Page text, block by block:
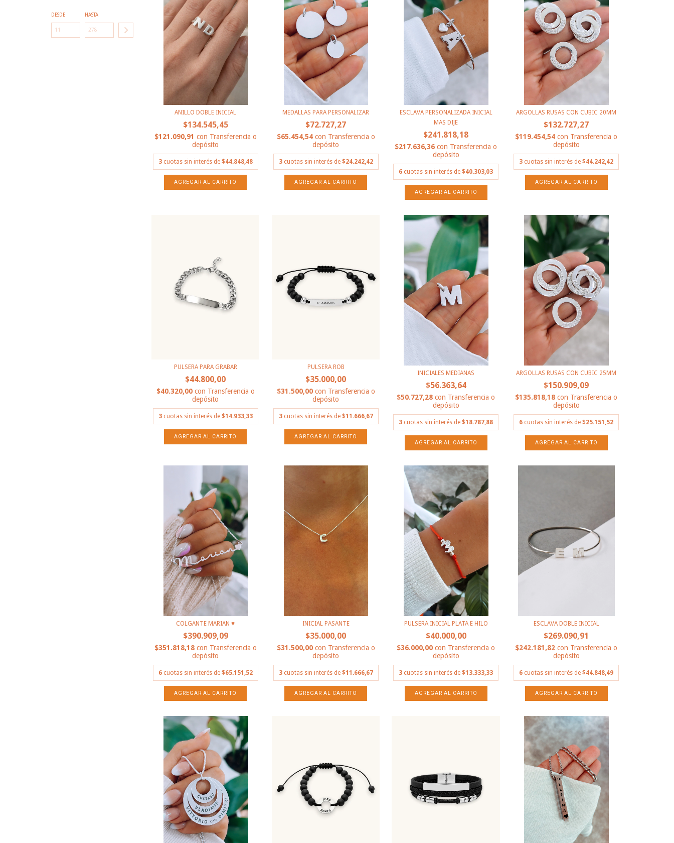
DESDE HASTA
ANILLO DOBLE INICIAL
$134.545,45
$121.090,91 con Transferencia o
depósito
3 cuotas sin interés de $44.848,48
MEDALLAS PARA PERSONALIZAR
$72.727,27
$65.454,54 con Transferencia o
depósito
3 cuotas sin interés de $24.242,42
AGREGAR AL CARRITO
ESCLAVA PERSONALIZADA INICIAL
MAS DIJE
$241.818,18
$217.636,36con Transferencia o
depósito
6 cuotas sin interés de$40.303,03
ARGOLLAS RUSAS CON CUBIC 20MM
$132.727,27
$119.454,54con Transferencia o
depósito
3 cuotas sin interés de$44.242,42
AGREGAR AL CARRITO
PULSERA PARA GRABAR
$44.800,00
$40.320,00 con Transferencia o
depósito
3 cuotas sin interés de $14.933,33
PULSERA ROB
$35.000,00
$31.500,00 con Transferencia o
depósito
3 cuotas sin interés de $11.666,67
INICIALES MEDIANAS
$56.363,64
$50.727,28con Transferencia o
depósito
3 cuotas sin interés de$18.787,88
ARGOLLAS RUSAS CON CUBIC 25MM
$150.909,09
$135.818,18con Transferencia o
depósito
6 cuotas sin interés de$25.151,52
AGREGAR AL CARRITO
COLGANTE MARIAN ♥️
$390.909,09
$351.818,18 con Transferencia o
depósito
6 cuotas sin interés de $65.151,52
INICIAL PASANTE
$35.000,00
$31.500,00 con Transferencia o
depósito
3 cuotas sin interés de $11.666,67
PULSERA INICIAL PLATA E HILO
$40.000,00
$36.000,00con Transferencia o
depósito
3 cuotas sin interés de$13.333,33
ESCLAVA DOBLE INICIAL
$269.090,91
$242.181,82con Transferencia o
depósito
6 cuotas sin interés de$44.848,49